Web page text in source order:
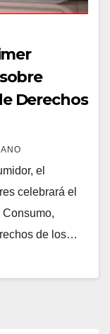
Derechos
el
celebrará el
de los…